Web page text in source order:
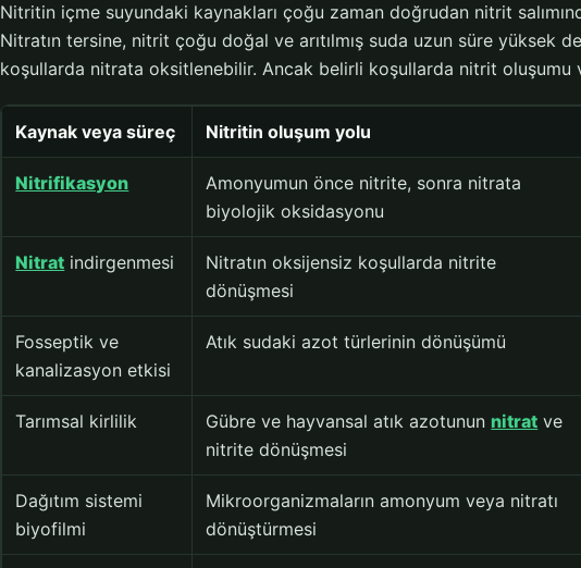
Nitritin içme suyundaki kaynakları çoğu zaman doğrudan nitrit
Nitratın tersine, nitrit çoğu doğal ve arıtılmış suda uzun süre yüksek
koşullarda nitrata oksitlenebilir. Ancak belirli koşullarda nitrit oluşumu
Kaynak veya süreç Nitritin oluşum yolu
Nitrifikasyon
Amonyumun önce nitrite, sonra nitrata
biyolojik oksidasyonu
Nitrat indirgenmesi
Nitratın oksijensiz koşullarda nitrite
dönüşmesi
Fosseptik ve
kanalizasyon etkisi
Atık sudaki azot türlerinin dönüşümü
Tarımsal kirlilik Gübre ve hayvansal atık azotunun nitrat ve
nitrite dönüşmesi
Dağıtım sistemi
biyofilmi
Mikroorganizmaların amonyum veya nitratı
dönüştürmesi